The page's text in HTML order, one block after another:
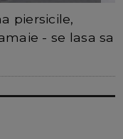
piersicile,
- se lasa sa